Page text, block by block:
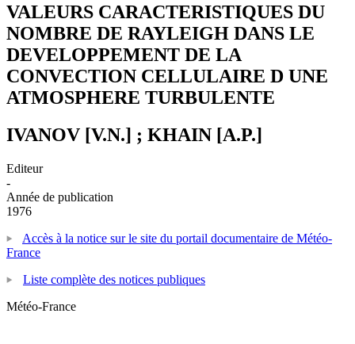
VALEURS CARACTERISTIQUES DU
NOMBRE DE RAYLEIGH DANS LE
DEVELOPPEMENT DE LA
CONVECTION CELLULAIRE D UNE
ATMOSPHERE TURBULENTE
IVANOV [V.N.] ; KHAIN [A.P.]
Editeur
-
Année de publication
1976
Accès à la notice sur le site du portail documentaire de Météo-
France
Liste complète des notices publiques
Météo-France